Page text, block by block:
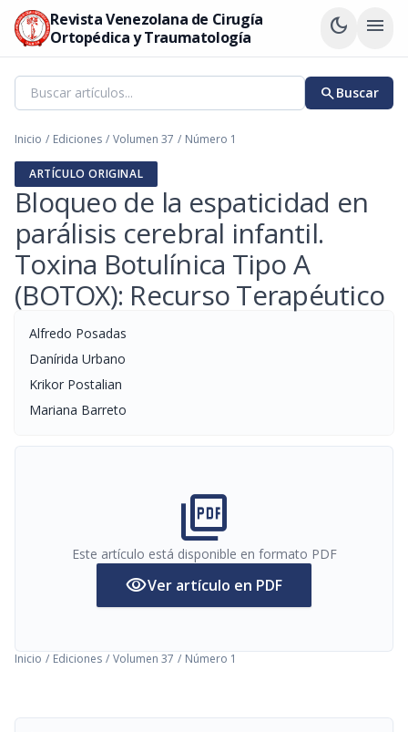
Revista Venezolana de Cirugía
Ortopédica y Traumatología
dark_mode menu
searchBuscar
Inicio / Ediciones / Volumen 37 / Número 1
ARTÍCULO ORIGINAL
Bloqueo de la espaticidad en
parálisis cerebral infantil.
Toxina Botulínica Tipo A
(BOTOX): Recurso Terapéutico
Alfredo Posadas
Danírida Urbano
Krikor Postalian
Mariana Barreto
picture_as_pdf
Este artículo está disponible en formato PDF
visibilityVer artículo en PDF
Inicio / Ediciones / Volumen 37 / Número 1